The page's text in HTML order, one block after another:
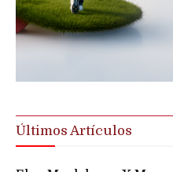
Últimos Artículos